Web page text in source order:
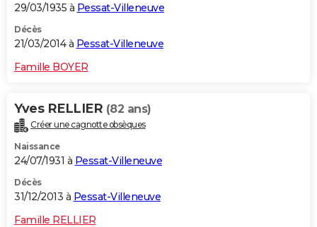
29/03/1935 à Pessat-Villeneuve
Décès
21/03/2014 à Pessat-Villeneuve
Famille BOYER
Yves RELLIER (82 ans)
Créer une cagnotte obsèques
Naissance
24/07/1931 à Pessat-Villeneuve
Décès
31/12/2013 à Pessat-Villeneuve
Famille RELLIER